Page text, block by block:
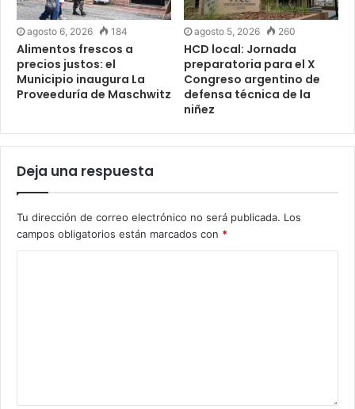
agosto 6, 2026 184
Alimentos frescos a
precios justos: el
Municipio inaugura La
Proveeduría de Maschwitz
agosto 5, 2026 260
HCD local: Jornada
preparatoria para el X
Congreso argentino de
defensa técnica de la
niñez
Deja una respuesta
Tu dirección de correo electrónico no será publicada. Los
campos obligatorios están marcados con *